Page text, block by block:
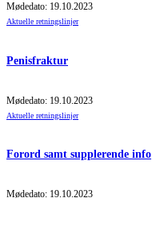
Mødedato: 19.10.2023
Aktuelle retningslinjer
Penisfraktur
Mødedato: 19.10.2023
Aktuelle retningslinjer
Forord samt supplerende info
Mødedato: 19.10.2023